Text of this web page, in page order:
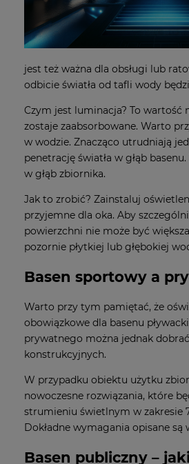
jest też ważna dla obsługi lub
odbicie światła od tafli wody
Czym jest luminacja? To wartość
zostaje zaabsorbowane. Warto
w wodzie. Znacząco utrudniają
penetrację światła w głąb
w głąb zbiornika.
Jak to zrobić? Zainstaluj
przyjemne dla oka. Aby
powierzchni nie może być
pozornie płytkiej lub głębokiej
Basen sportowy a
Warto przy tym pamiętać, że
obowiązkowe dla basenu
prywatnego można jednak
konstrukcyjnych.
W przypadku obiektu użytku
nowoczesne rozwiązania, które
strumieniu świetlnym w zakresie
Dokładne wymagania opisane są
Basen publiczny –